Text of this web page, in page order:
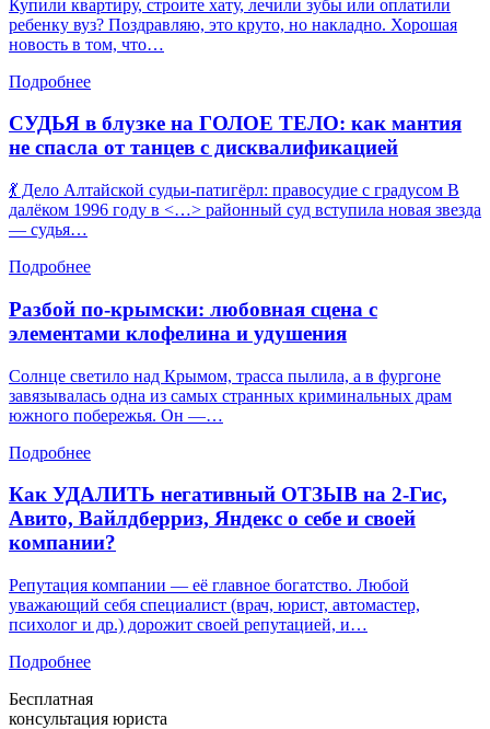
Купили квартиру, строите хату, лечили зубы или оплатили
ребенку вуз? Поздравляю, это круто, но накладно. Хорошая
новость в том, что…
Подробнее
СУДЬЯ в блузке на ГОЛОЕ ТЕЛО: как мантия
не спасла от танцев с дисквалификацией
💃 Дело Алтайской судьи-патигёрл: правосудие с градусом В
далёком 1996 году в <…> районный суд вступила новая звезда
— судья…
Подробнее
Разбой по-крымски: любовная сцена с
элементами клофелина и удушения
Солнце светило над Крымом, трасса пылила, а в фургоне
завязывалась одна из самых странных криминальных драм
южного побережья. Он —…
Подробнее
Как УДАЛИТЬ негативный ОТЗЫВ на 2-Гис,
Авито, Вайлдберриз, Яндекс о себе и своей
компании?
Репутация компании — её главное богатство. Любой
уважающий себя специалист (врач, юрист, автомастер,
психолог и др.) дорожит своей репутацией, и…
Подробнее
Бесплатная
консультация юриста